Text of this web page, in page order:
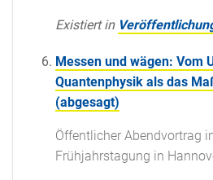
Existiert in
Messen und wägen: Vom
Quantenphysik als das
(abgesagt)
Öffentlicher Abendvortrag
Frühjahrstagung in